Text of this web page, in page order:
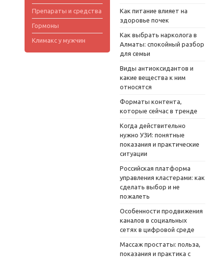
Препараты и средства
Гормоны
Климакс у мужчин
Как питание влияет на
здоровье почек
Как выбрать нарколога в
Алматы: спокойный разбор
для семьи
Виды антиоксидантов и
какие вещества к ним
относятся
Форматы контента,
которые сейчас в тренде
Когда действительно
нужно УЗИ: понятные
показания и практические
ситуации
Российская платформа
управления кластерами: как
сделать выбор и не
пожалеть
Особенности продвижения
каналов в социальных
сетях в цифровой среде
Массаж простаты: польза,
показания и практика с